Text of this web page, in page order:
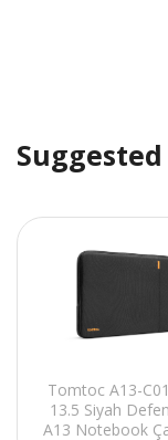
Tomtoc A13-
13.5 Siyah
A13 Notebook